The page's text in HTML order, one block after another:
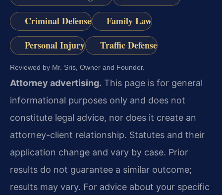
Criminal Defense
Family Law
Personal Injury
Traffic Defense
Reviewed by Mr. Sris, Owner and Founder.
Attorney advertising. This page is for general
informational purposes only and does not
constitute legal advice, nor does it create an
attorney-client relationship. Statutes and their
application change and vary by case. Prior
results do not guarantee a similar outcome;
results may vary. For advice about your specific